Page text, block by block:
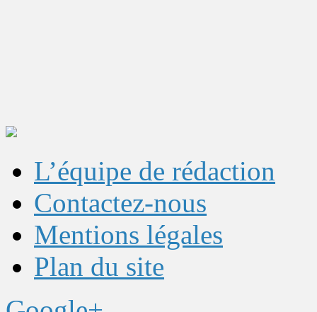
L’équipe de rédaction
Contactez-nous
Mentions légales
Plan du site